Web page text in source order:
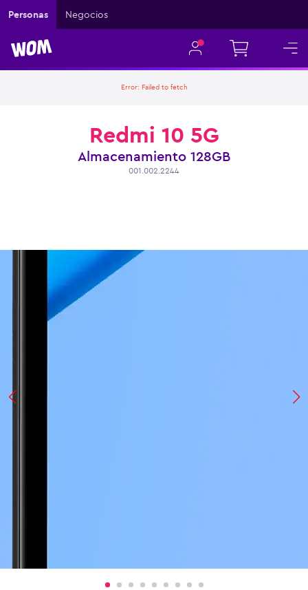
Personas Negocios
Error: Failed to fetch
Redmi 10 5G
Almacenamiento 128GB
001.002.2244